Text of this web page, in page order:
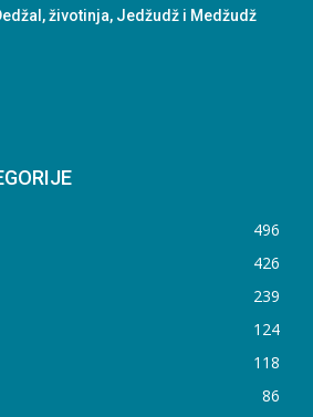
životinja, Jedžudž i Medžudž
496
426
239
124
118
86